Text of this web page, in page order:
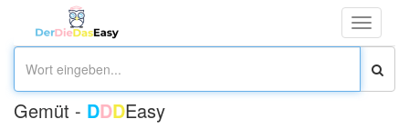
Toggle
Gemüt - DDDEasy